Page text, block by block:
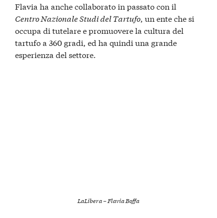
Flavia ha anche collaborato in passato con il
Centro Nazionale Studi del Tartufo, un ente che si
occupa di tutelare e promuovere la cultura del
tartufo a 360 gradi, ed ha quindi una grande
esperienza del settore.
LaLibera – Flavia Boffa